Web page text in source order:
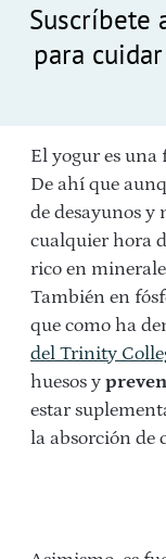
Suscríbete
para
El yogur es
De ahí que
de desayunos y
cualquier hora
rico en
También en
que como ha
del Trinity
huesos y
estar
la absorción de